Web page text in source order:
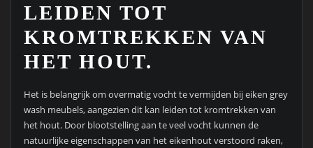
LEIDEN TOT
KROMTREKKEN VAN
HET HOUT.
Het is belangrijk om overmatig vocht te vermijden bij eiken grey
wash meubels, aangezien dit kan leiden tot kromtrekken van
het hout. Door blootstelling aan te veel vocht kunnen de
natuurlijke eigenschappen van het eikenhout verstoord raken,